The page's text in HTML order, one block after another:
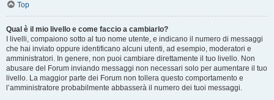
Top
Qual è il mio livello e come faccio a cambiarlo?
I livelli, compaiono sotto al tuo nome utente, e indicano il numero di messaggi
che hai inviato oppure identificano alcuni utenti, ad esempio, moderatori e
amministratori. In genere, non puoi cambiare direttamente il tuo livello. Non
abusare del Forum inviando messaggi non necessari solo per aumentare il tuo
livello. La maggior parte dei Forum non tollera questo comportamento e
l’amministratore probabilmente abbasserà il numero dei tuoi messaggi.